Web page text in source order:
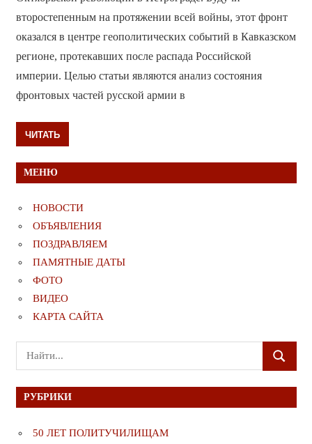
второстепенным на протяжении всей войны, этот фронт
оказался в центре геополитических событий в Кавказском
регионе, протекавших после распада Российской
империи. Целью статьи являются анализ состояния
фронтовых частей русской армии в
ЧИТАТЬ
МЕНЮ
НОВОСТИ
ОБЪЯВЛЕНИЯ
ПОЗДРАВЛЯЕМ
ПАМЯТНЫЕ ДАТЫ
ФОТО
ВИДЕО
КАРТА САЙТА
Поиск
для:
ПОИСК
РУБРИКИ
50 ЛЕТ ПОЛИТУЧИЛИЩАМ